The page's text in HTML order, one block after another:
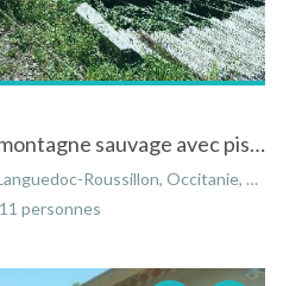
Gîtes Lospelos en pleine montagne sauvage avec piscine aux Plantiers dans le Languedoc-Roussillon
Roussillon, Occitanie, France
11 personnes